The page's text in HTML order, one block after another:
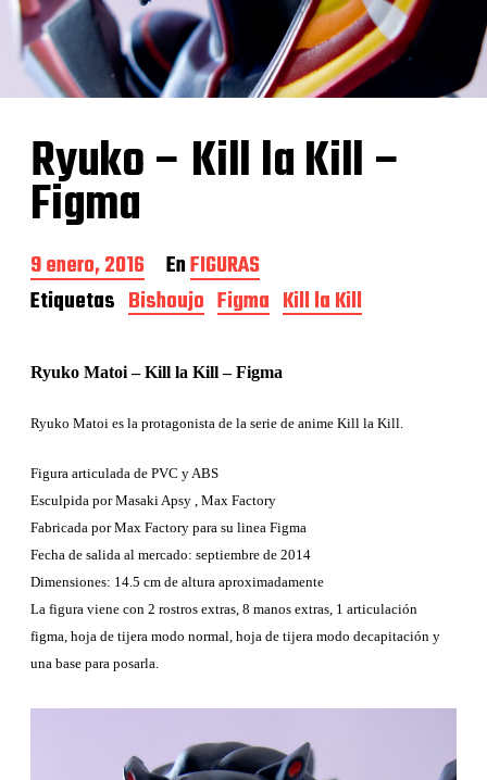
Ryuko – Kill la Kill –
Figma
F
e
c
d
l
a
e
n
t
r
a
d
a
9 enero, 2016 EnFIGURAS
Etiquetas Bishoujo Figma Kill la Kill
Ryuko Matoi – Kill la Kill – Figma
Ryuko Matoi es la protagonista de la serie de anime Kill la Kill.
Figura articulada de PVC y ABS
Esculpida por Masaki Apsy , Max Factory
Fabricada por Max Factory para su linea Figma
Fecha de salida al mercado: septiembre de 2014
Dimensiones: 14.5 cm de altura aproximadamente
La figura viene con 2 rostros extras, 8 manos extras, 1 articulación
figma, hoja de tijera modo normal, hoja de tijera modo decapitación y
una base para posarla.